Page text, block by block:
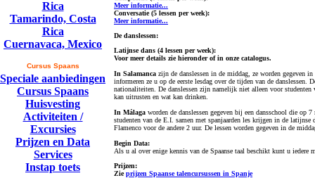
Rica
Tamarindo, Costa
Rica
Cuernavaca, Mexico
Cursus Spaans
Speciale aanbiedingen
Cursus Spaans
Huisvesting
Activiteiten /
Excursies
Prijzen en Data
Services
Instap toets
Meer informatie...
Conversatie (5 lessen per week):
Meer informatie...
De danslessen:
Latijnse dans (4 lessen per week):
Voor meer details zie hieronder of in onze catalogus.
In Salamanca zijn de danslessen in de middag, ze worden gegeven
informeren ze u op de eerste lesdag over de tijden van de danslessen.
nationaliteiten. De danslessen zijn namelijk niet alleen voor studenten
kan uitrusten en wat kan drinken.
In Málaga worden de danslessen gegeven bij een dansschool die op
studenten van de E.I. samen met spanjaarden les krijgen in de
Flamenco voor de andere 2 uur. De lessen worden gegeven in de
Begin Data:
Als u al over enige kennis van de Spaanse taal beschikt kunt u iedere
Prijzen:
Zieprijzen Spaanse talencursussen in Spanje